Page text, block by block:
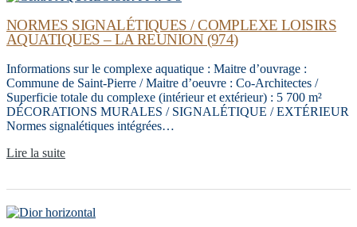
NORMES SIGNALÉTIQUES / COMPLEXE LOISIRS
AQUATIQUES – LA REUNION (974)
Informations sur le complexe aquatique : Maitre d’ouvrage :
Commune de Saint-Pierre / Maitre d’oeuvre : Co-Architectes /
Superficie totale du complexe (intérieur et extérieur) : 5 700 m²
DÉCORATIONS MURALES / SIGNALÉTIQUE / EXTÉRIEUR
Normes signalétiques intégrées…
Lire la suite